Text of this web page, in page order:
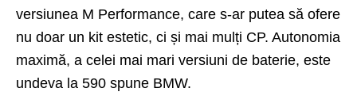
versiunea M Performance, care s-ar putea să ofere
nu doar un kit estetic, ci și mai mulți CP. Autonomia
maximă, a celei mai mari versiuni de baterie, este
undeva la 590 spune BMW.